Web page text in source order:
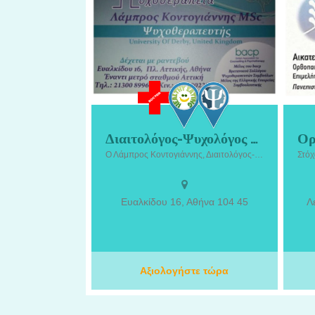
Διαιτολόγος-Ψυχολόγος Σεπόλια |
Κοντογιάννης Λάμπρος. Ο Λάμπρος
στα Σεπόλια, προσφέρει ολοκληρωμένες
υπηρεσίες διατροφικής και ψυχολογικής
προγράμματα, αναλαμβάνει διατροφική
βάρους, αντιμετώπιση συναισθηματικής
Διαιτολόγος-Ψυχολόγος Σεπόλια | Κοντογιάννης Λάμπρος
Ο Λάμπρος Κοντογιάννης, Διαιτολόγος-Ψυχολόγος στα Σεπόλια, προσφέρει ολοκληρωμένες υπηρεσίες διατροφικής και ψυχολογικής υποστήριξης με στόχο τη βελτίωση της υγείας, της ποιότητας ζωής και της ψυχικής ευεξίας.
Ευαλκίδου 16, Αθήνα 104 45
Αξιολογήστε τώρα